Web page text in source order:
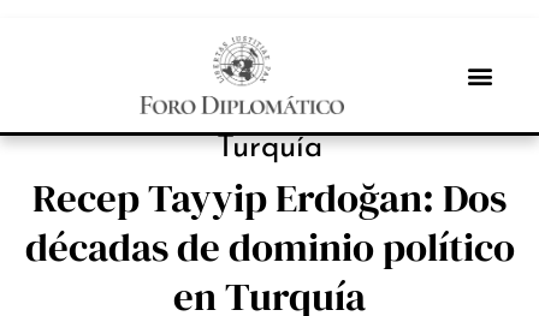
PROTAGONISTAS
Turquía
Recep Tayyip Erdoğan: Dos
décadas de dominio político
en Turquía